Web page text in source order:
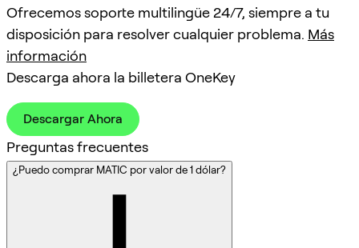
Ofrecemos soporte multilingüe 24/7, siempre a tu
disposición para resolver cualquier problema. Más
información
Descarga ahora la billetera OneKey
Descargar Ahora
Preguntas frecuentes
¿Puedo comprar MATIC por valor de 1 dólar?